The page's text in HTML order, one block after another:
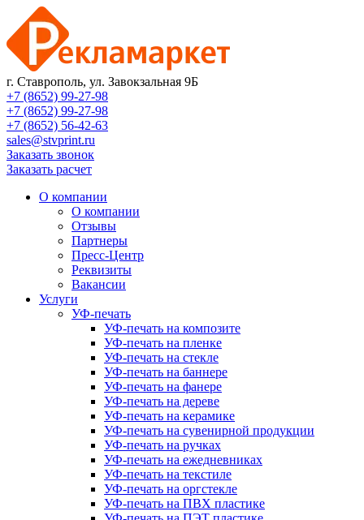
г. Ставрополь, ул. Завокзальная 9Б
+7 (8652) 99-27-98
+7 (8652) 99-27-98
+7 (8652) 56-42-63
sales@stvprint.ru
Заказать звонок
Заказать расчет
О компании
О компании
Отзывы
Партнеры
Пресс-Центр
Реквизиты
Вакансии
Услуги
УФ-печать
УФ-печать на композите
УФ-печать на пленке
УФ-печать на стекле
УФ-печать на баннере
УФ-печать на фанере
УФ-печать на дереве
УФ-печать на керамике
УФ-печать на сувенирной продукции
УФ-печать на ручках
УФ-печать на ежедневниках
УФ-печать на текстиле
УФ-печать на оргстекле
УФ-печать на ПВХ пластике